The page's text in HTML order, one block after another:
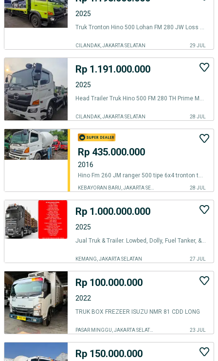
2025
Truk Tronton Hino 500 Lohan FM 280 JW Loss Bak Box Besi Wingbox Ranger
CILANDAK, JAKARTA SELATAN 29 JUL
Rp 1.191.000.000
2025
Head Trailer Truk Hino 500 FM 280 TH Prime Mover Lohan Tractor Head
CILANDAK, JAKARTA SELATAN 28 JUL
Rp 435.000.000
2016
Hino Fm 260 JM ranger 500 tipe 6x4 tronton tahun 2012 mixer 7 kubik
28 JUL
Rp 1.000.000.000
2025
Jual Truk & Trailer. Lowbed, Dolly, Fuel Tanker, & truk jenis lainnya
KEMANG, JAKARTA SELATAN 27 JUL
Rp 100.000.000
2022
TRUK BOX FREZEER ISUZU NMR 81 CDD LONG
PASAR MINGGU, JAKARTA SELATAN 23 JUL
Rp 150.000.000